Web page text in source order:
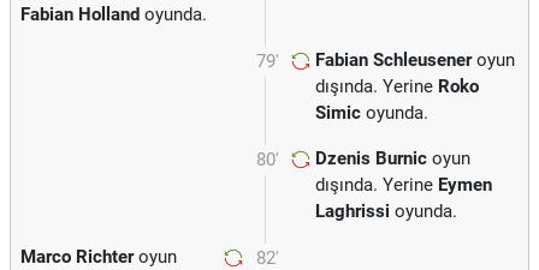
Fabian Holland oyunda.
79' Fabian Schleuseneroyun
dışında. Yerine Roko
Simic oyunda.
80' Dzenis Burnic oyun
dışında. Yerine Eymen
Laghrissi oyunda.
82'
Marco Richteroyun